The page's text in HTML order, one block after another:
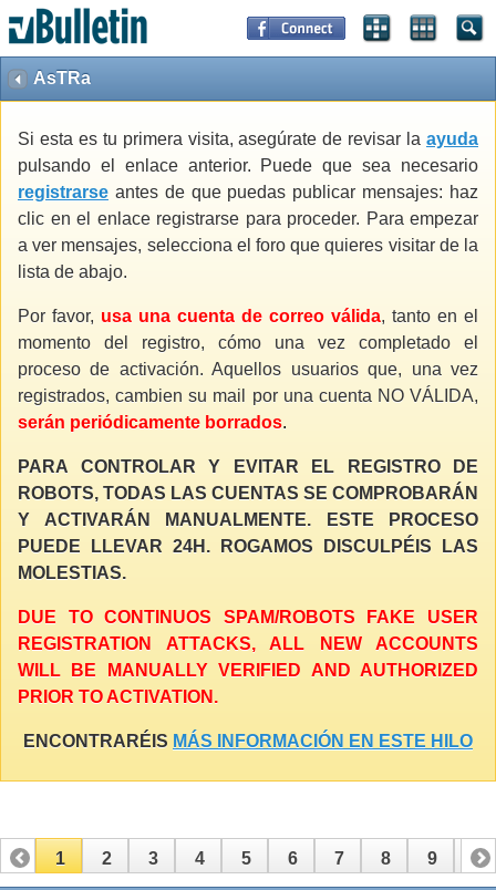
AsTRa
Si esta es tu primera visita, asegúrate de revisar la ayuda
pulsando el enlace anterior. Puede que sea necesario
registrarse antes de que puedas publicar mensajes: haz
clic en el enlace registrarse para proceder. Para empezar
a ver mensajes, selecciona el foro que quieres visitar de la
lista de abajo.
Por favor, usa una cuenta de correo válida, tanto en el
momento del registro, cómo una vez completado el
proceso de activación. Aquellos usuarios que, una vez
registrados, cambien su mail por una cuenta NO VÁLIDA,
serán periódicamente borrados.
PARA CONTROLAR Y EVITAR EL REGISTRO DE
ROBOTS, TODAS LAS CUENTAS SE COMPROBARÁN
Y ACTIVARÁN MANUALMENTE. ESTE PROCESO
PUEDE LLEVAR 24H. ROGAMOS DISCULPÉIS LAS
MOLESTIAS.
DUE TO CONTINUOS SPAM/ROBOTS FAKE USER
REGISTRATION ATTACKS, ALL NEW ACCOUNTS
WILL BE MANUALLY VERIFIED AND AUTHORIZED
PRIOR TO ACTIVATION.
ENCONTRARÉIS MÁS INFORMACIÓN EN ESTE HILO
1 2 3 4 5 6 7 8 9 10